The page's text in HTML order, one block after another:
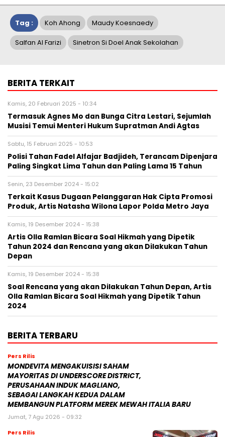
Tag : Koh Ahong Maudy Koesnaedy
Salfan Al Farizi Sinetron Si Doel Anak Sekolahan
BERITA TERKAIT
Kamis, 20 Februari 2025 - 10:34
Termasuk Agnes Mo dan Bunga Citra Lestari, Sejumlah
Musisi Temui Menteri Hukum Supratman Andi Agtas
Sabtu, 15 Februari 2025 - 10:53
Polisi Tahan Fadel Alfajar Badjideh, Terancam Dipenjara
Paling Singkat Lima Tahun dan Paling Lama 15 Tahun
Senin, 23 Desember 2024 - 15:02
Terkait Kasus Dugaan Pelanggaran Hak Cipta Promosi
Produk, Artis Natasha Wilona Lapor Polda Metro Jaya
Kamis, 19 Desember 2024 - 15:38
Artis Olla Ramlan Bicara Soal Hikmah yang Dipetik
Tahun 2024 dan Rencana yang akan Dilakukan Tahun
Depan
Kamis, 19 Desember 2024 - 15:38
Soal Rencana yang akan Dilakukan Tahun Depan, Artis
Olla Ramlan Bicara Soal Hikmah yang Dipetik Tahun
2024
BERITA TERBARU
Pers Rilis
MONDEVITA MENGAKUISISI SAHAM
MAYORITAS DI UNDERSCORE DISTRICT,
PERUSAHAAN INDUK MAGLIANO,
SEBAGAI LANGKAH KEDUA DALAM
MEMBANGUN PLATFORM MEREK MEWAH ITALIA BARU
Jumat, 7 Agu 2026 - 09:32
Pers Rilis